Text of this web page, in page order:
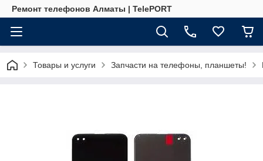
Ремонт телефонов Алматы | TelePORT
Товары и услуги Запчасти на телефоны, планшеты!